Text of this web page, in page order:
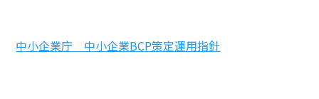
中小企業庁 中小企業BCP策定運用指針